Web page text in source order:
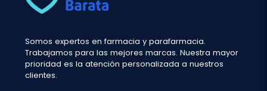
Somos expertos en farmacia y parafarmacia.
Trabajamos para las mejores marcas. Nuestra mayor
prioridad es la atención personalizada a nuestros
clientes.